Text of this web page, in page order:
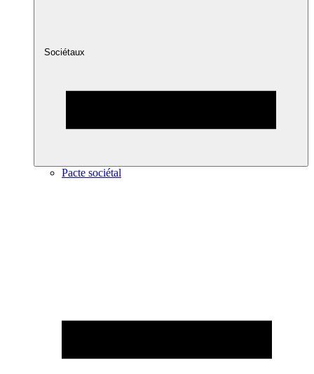
Sociétaux
Pacte sociétal